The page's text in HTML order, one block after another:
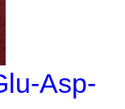
Asp-